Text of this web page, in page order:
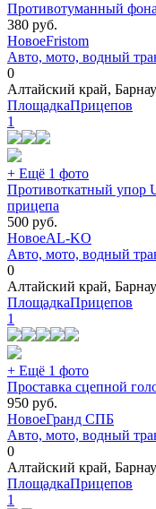
Противотуманный
380 руб.
НовоеFristom
Авто, мото, водный
0
Алтайский край,
ПлощадкаПрицепов
1
+ Ещё 1 фото
Противоткатный упор
прицепа
500 руб.
НовоеAL-KO
Авто, мото, водный
0
Алтайский край,
ПлощадкаПрицепов
1
+ Ещё 1 фото
Проставка сцепной
950 руб.
НовоеГранд СПБ
Авто, мото, водный
0
Алтайский край,
ПлощадкаПрицепов
1